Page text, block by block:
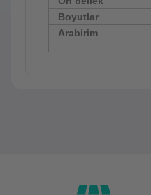
Boyutlar
Arabirim